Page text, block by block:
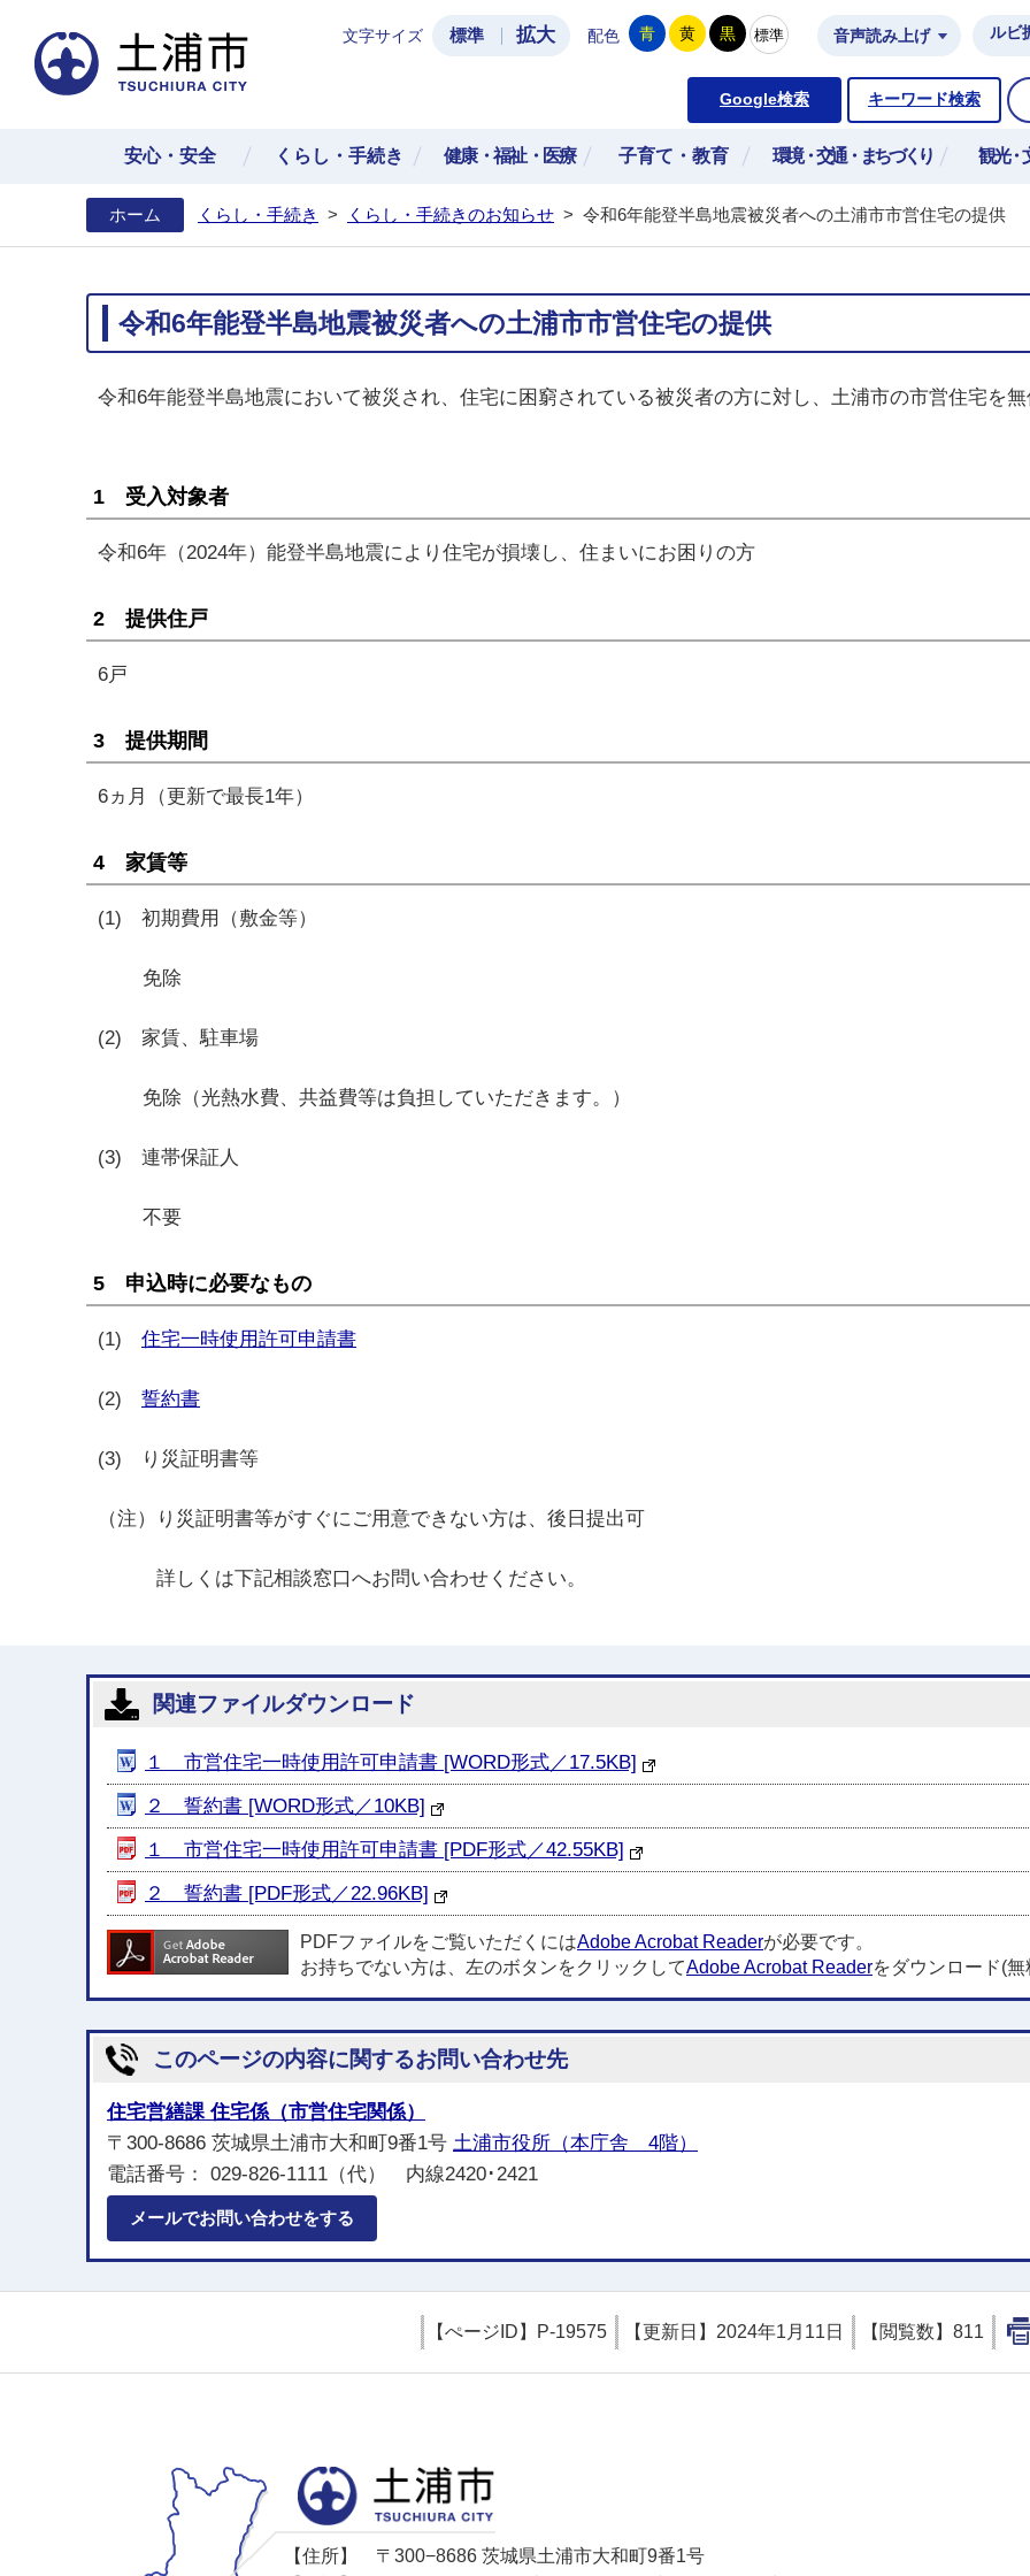
土浦市公式ホームページ
文字サイズ 標準 拡大 配色 青 黄 黒 標準 音声読み上げ ルビ
Google検索 キーワード検索
安心・安全 くらし・手続き 健康・福祉・医療 子育て・教育 環境・交通・まちづくり 観光・
ホーム くらし・手続き > くらし・手続きのお知らせ > 令和6年能登半島地震被災者への土浦市市営住宅の提供
令和6年能登半島地震被災者への土浦市市営住宅の提供
令和6年能登半島地震において被災され、住宅に困窮されている被災者の方に対し、土浦市の市営住宅を無
1 受入対象者
令和6年（2024年）能登半島地震により住宅が損壊し、住まいにお困りの方
2 提供住戸
6戸
3 提供期間
6ヵ月（更新で最長1年）
4 家賃等
(1) 初期費用（敷金等）
免除
(2) 家賃、駐車場
免除（光熱水費、共益費等は負担していただきます。）
(3) 連帯保証人
不要
5 申込時に必要なもの
(1) 住宅一時使用許可申請書
(2) 誓約書
(3) り災証明書等
（注）り災証明書等がすぐにご用意できない方は、後日提出可
詳しくは下記相談窓口へお問い合わせください。
関連ファイルダウンロード
１ 市営住宅一時使用許可申請書 [WORD形式／17.5KB]
２ 誓約書 [WORD形式／10KB]
１ 市営住宅一時使用許可申請書 [PDF形式／42.55KB]
２ 誓約書 [PDF形式／22.96KB]
PDFファイルをご覧いただくにはAdobe Acrobat Readerが必要です。
お持ちでない方は、左のボタンをクリックしてAdobe Acrobat Readerをダウンロード(無
このページの内容に関するお問い合わせ先
住宅営繕課 住宅係（市営住宅関係）
〒300-8686 茨城県土浦市大和町9番1号 土浦市役所（本庁舎 4階）
電話番号： 029-826-1111（代） 内線2420･2421
メールでお問い合わせをする
【ぺージID】 P-19575 【更新日】 2024年1月11日 【閲覧数】 811
【住所】
〒300−8686 茨城県土浦市大和町9番1号